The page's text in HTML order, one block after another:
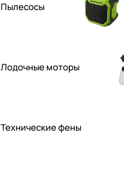
Пылесосы
Лодочные моторы
Технические фены